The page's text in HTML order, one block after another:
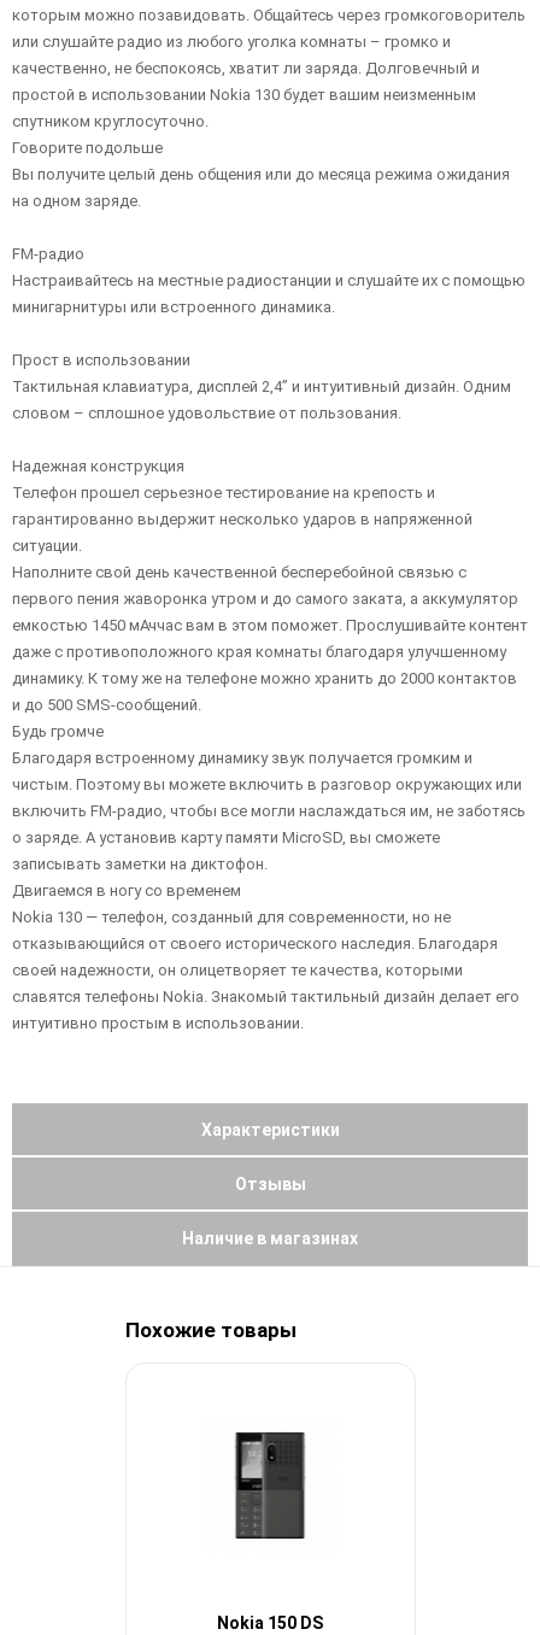
которым можно позавидовать. Общайтесь через громкоговоритель
или слушайте радио из любого уголка комнаты – громко и
качественно, не беспокоясь, хватит ли заряда. Долговечный и
простой в использовании Nokia 130 будет вашим неизменным
спутником круглосуточно.
Говорите подольше
Вы получите целый день общения или до месяца режима ожидания
на одном заряде.
FM-радио
Настраивайтесь на местные радиостанции и слушайте их с помощью
минигарнитуры или встроенного динамика.
Прост в использовании
Тактильная клавиатура, дисплей 2,4” и интуитивный дизайн. Одним
словом – сплошное удовольствие от пользования.
Надежная конструкция
Телефон прошел серьезное тестирование на крепость и
гарантированно выдержит несколько ударов в напряженной
ситуации.
Наполните свой день качественной бесперебойной связью с
первого пения жаворонка утром и до самого заката, а аккумулятор
емкостью 1450 мАччас вам в этом поможет. Прослушивайте контент
даже с противоположного края комнаты благодаря улучшенному
динамику. К тому же на телефоне можно хранить до 2000 контактов
и до 500 SMS-сообщений.
Будь громче
Благодаря встроенному динамику звук получается громким и
чистым. Поэтому вы можете включить в разговор окружающих или
включить FM-радио, чтобы все могли наслаждаться им, не заботясь
о заряде. А установив карту памяти MicroSD, вы сможете
записывать заметки на диктофон.
Двигаемся в ногу со временем
Nokia 130 — телефон, созданный для современности, но не
отказывающийся от своего исторического наследия. Благодаря
своей надежности, он олицетворяет те качества, которыми
славятся телефоны Nokia. Знакомый тактильный дизайн делает его
интуитивно простым в использовании.
Характеристики
Отзывы
Наличие в магазинах
Похожие товары
Nokia 150 DS